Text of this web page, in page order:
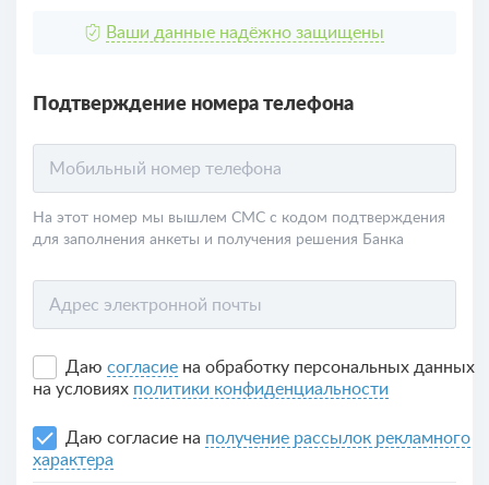
Ваши данные надёжно защищены
Подтверждение номера телефона
Мобильный номер телефона
На этот номер мы вышлем СМС с кодом подтверждения
для заполнения анкеты и получения решения Банка
Адрес электронной почты
Даю согласие на обработку персональных данных
на условиях политики конфиденциальности
Даю согласие на получение рассылок рекламного
характера